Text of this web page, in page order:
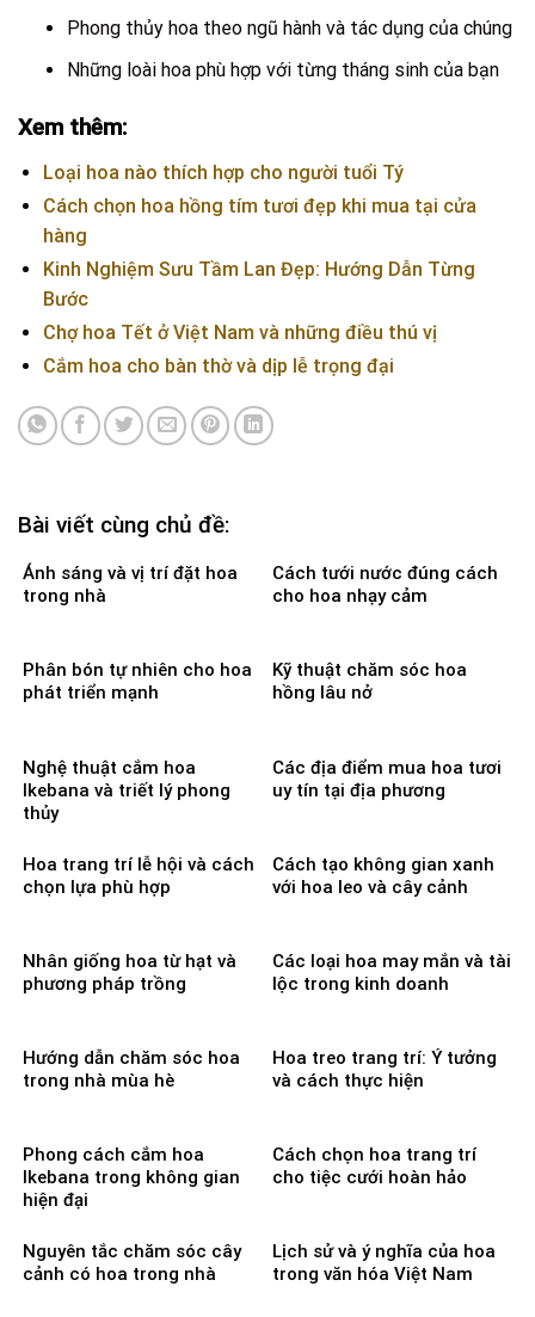
Phong thủy hoa theo ngũ hành và tác dụng của chúng
Những loài hoa phù hợp với từng tháng sinh của bạn
Xem thêm:
Loại hoa nào thích hợp cho người tuổi Tý
Cách chọn hoa hồng tím tươi đẹp khi mua tại cửa
hàng
Kinh Nghiệm Sưu Tầm Lan Đẹp: Hướng Dẫn Từng
Bước
Chợ hoa Tết ở Việt Nam và những điều thú vị
Cắm hoa cho bàn thờ và dịp lễ trọng đại
Bài viết cùng chủ đề:
Ánh sáng và vị trí đặt hoa
trong nhà
Cách tưới nước đúng cách
cho hoa nhạy cảm
Phân bón tự nhiên cho hoa
phát triển mạnh
Kỹ thuật chăm sóc hoa
hồng lâu nở
Nghệ thuật cắm hoa
Ikebana và triết lý phong
thủy
Các địa điểm mua hoa tươi
uy tín tại địa phương
Hoa trang trí lễ hội và cách
chọn lựa phù hợp
Cách tạo không gian xanh
với hoa leo và cây cảnh
Nhân giống hoa từ hạt và
phương pháp trồng
Các loại hoa may mắn và tài
lộc trong kinh doanh
Hướng dẫn chăm sóc hoa
trong nhà mùa hè
Hoa treo trang trí: Ý tưởng
và cách thực hiện
Phong cách cắm hoa
Ikebana trong không gian
hiện đại
Cách chọn hoa trang trí
cho tiệc cưới hoàn hảo
Nguyên tắc chăm sóc cây
cảnh có hoa trong nhà
Lịch sử và ý nghĩa của hoa
trong văn hóa Việt Nam